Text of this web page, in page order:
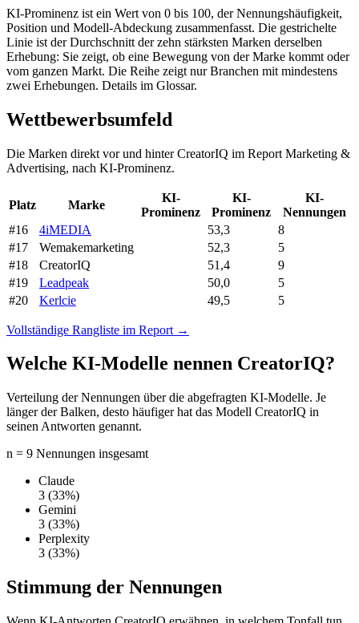
KI-Prominenz ist ein Wert von 0 bis 100, der Nennungshäufigkeit,
Position und Modell-Abdeckung zusammenfasst. Die gestrichelte
Linie ist der Durchschnitt der zehn stärksten Marken derselben
Erhebung: Sie zeigt, ob eine Bewegung von der Marke kommt oder
vom ganzen Markt. Die Reihe zeigt nur Branchen mit mindestens
zwei Erhebungen. Details im Glossar.
Wettbewerbsumfeld
Die Marken direkt vor und hinter CreatorIQ im Report Marketing &
Advertising, nach KI-Prominenz.
Platz Marke
KI-
Prominenz
KI-
Prominenz
KI-
Nennungen
#16
4iMEDIA 53,3
8
#17
Wemakemarketing 52,3
5
#18
CreatorIQ 51,4
9
#19
Leadpeak 50,0
5
#20
Kerlcie 49,5 5
Vollständige Rangliste im Report →
Welche KI-Modelle nennen CreatorIQ?
Verteilung der Nennungen über die abgefragten KI-Modelle. Je
länger der Balken, desto häufiger hat das Modell CreatorIQ in
seinen Antworten genannt.
n = 9 Nennungen insgesamt
Claude
3 (33%)
Gemini
3 (33%)
Perplexity
3 (33%)
Stimmung der Nennungen